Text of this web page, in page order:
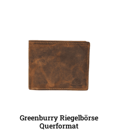
Greenburry Riegelbörse
Querformat